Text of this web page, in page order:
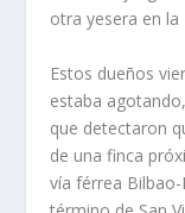
otra yesera en la
Estos dueños
estaba
que detectaron
de una finca
vía férrea